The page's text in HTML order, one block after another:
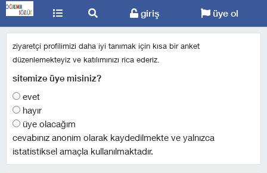
giriş üye ol
ziyaretçi profilimizi daha iyi tanımak için kısa bir anket
düzenlemekteyiz ve katılımınızı rica ederiz.
sitemize üye misiniz?
evet
hayır
üye olacağım
cevabınız anonim olarak kaydedilmekte ve yalnızca
istatistiksel amaçla kullanılmaktadır.